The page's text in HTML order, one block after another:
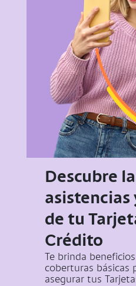
Descubre
asistencias
de tu
Crédito
Te brinda
coberturas básicas
asegurar tus